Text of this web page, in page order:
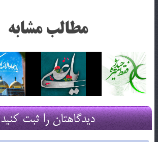
مطالب مشابه
دیدگاهتان را ثبت کنید